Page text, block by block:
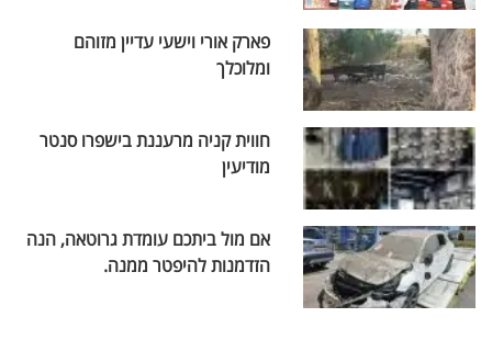
פארק אורי וישעי עדיין מזוהם
ומלוכלך
חווית קניה מרעננת בישפרו סנטר
מודיעין
אם מול ביתכם עומדת גרוטאה, הנה
הזדמנות להיפטר ממנה.